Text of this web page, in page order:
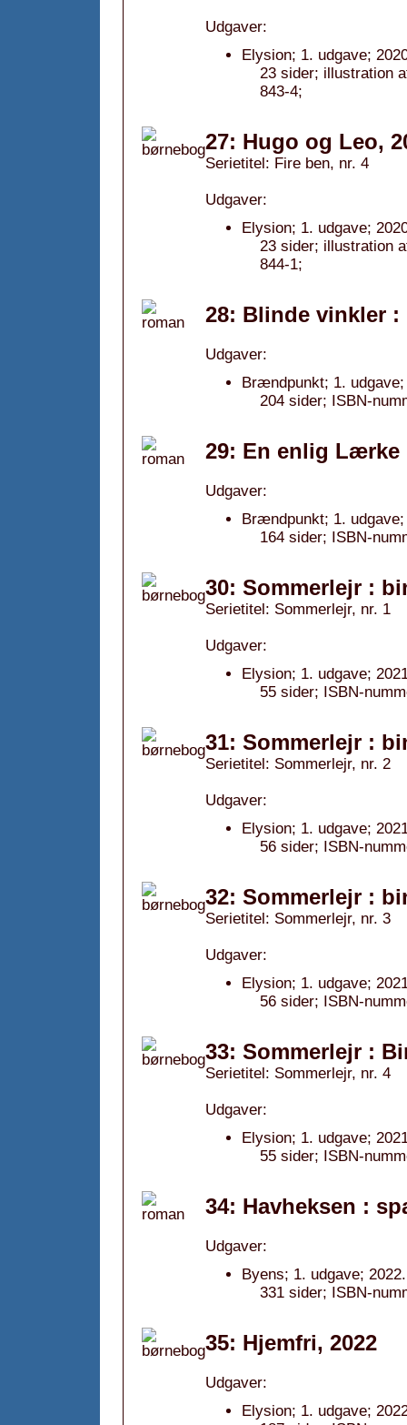
Udgaver:
Elysion; 1. udgave;
23 sider; illustration
843-4;
27: Hugo og Leo,
Serietitel: Fire ben, nr. 4
Udgaver:
Elysion; 1. udgave;
23 sider; illustration
844-1;
28: Blinde vinkler :
Udgaver:
Brændpunkt; 1. udgave;
204 sider; ISBN-
29: En enlig Lærke
Udgaver:
Brændpunkt; 1. udgave;
164 sider; ISBN-
30: Sommerlejr :
Serietitel: Sommerlejr, nr. 1
Udgaver:
Elysion; 1. udgave;
55 sider; ISBN-
31: Sommerlejr :
Serietitel: Sommerlejr, nr. 2
Udgaver:
Elysion; 1. udgave;
56 sider; ISBN-
32: Sommerlejr :
Serietitel: Sommerlejr, nr. 3
Udgaver:
Elysion; 1. udgave;
56 sider; ISBN-
33: Sommerlejr :
Serietitel: Sommerlejr, nr. 4
Udgaver:
Elysion; 1. udgave;
55 sider; ISBN-
34: Havheksen :
Udgaver:
Byens; 1. udgave; 2022.
331 sider; ISBN-
35: Hjemfri, 2022
Udgaver:
Elysion; 1. udgave;